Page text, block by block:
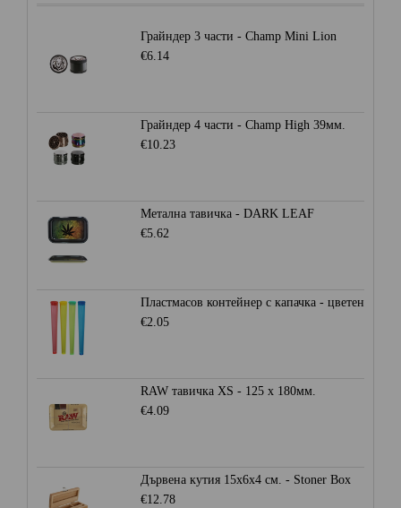
Грайндер 3 части - Champ Mini Lion
€6.14
Грайндер 4 части - Champ High 39мм.
€10.23
Метална тавичка - DARK LEAF
€5.62
Пластмасов контейнер с капачка - цветен
€2.05
RAW тавичка XS - 125 x 180мм.
€4.09
Дървена кутия 15x6x4 см. - Stoner Box
€12.78